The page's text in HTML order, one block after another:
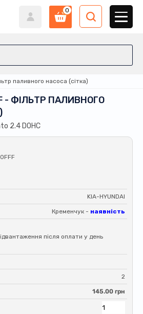
0
паливного насоса (сітка)
- ФІЛЬТР ПАЛИВНОГО
2.4 DOHC
KIA-HYUNDAI
Кременчук - наявність
після оплати у день
2
145.00 грн